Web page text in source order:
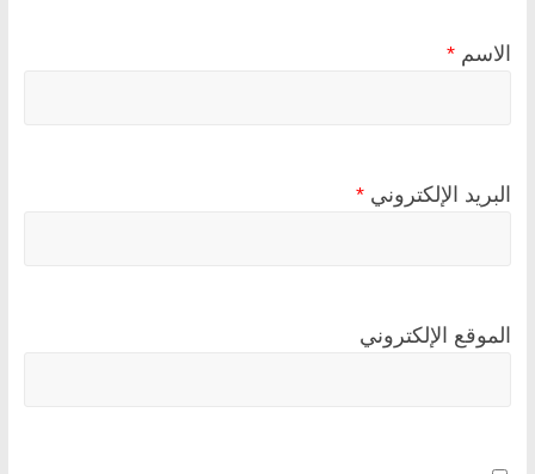
الاسم *
البريد الإلكتروني *
الموقع الإلكتروني